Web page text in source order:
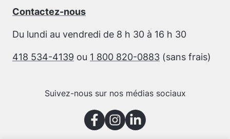
Contactez-nous
Du lundi au vendredi de 8 h 30 à 16 h 30
418 534-4139 ou 1 800 820-0883 (sans frais)
Suivez-nous sur nos médias sociaux